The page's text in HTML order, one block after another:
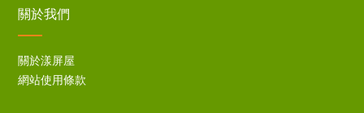
關於我們
關於漾屏屋
網站使用條款